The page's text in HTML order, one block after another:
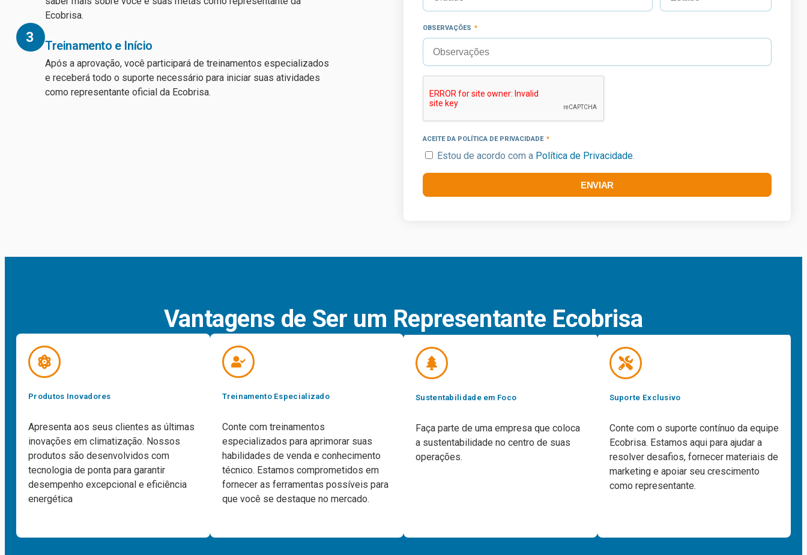
Ecobrisa.
Treinamento e Início
Após a aprovação, você participará de treinamentos especializados
e receberá todo o suporte necessário para iniciar suas atividades
como representante oficial da Ecobrisa.
OBSERVAÇÕES
ACEITE DA POLÍTICA DE PRIVACIDADE
Estou de acordo com a Política de Privacidade.
ENVIAR
Vantagens de Ser um Representante Ecobrisa
Produtos Inovadores
Apresenta aos seus clientes as últimas
inovações em climatização. Nossos
produtos são desenvolvidos com
tecnologia de ponta para garantir
desempenho excepcional e eficiência
energética
Treinamento Especializado
Conte com treinamentos
especializados para aprimorar suas
habilidades de venda e conhecimento
técnico. Estamos comprometidos em
fornecer as ferramentas possíveis para
que você se destaque no mercado.
Sustentabilidade em Foco
Faça parte de uma empresa que coloca
a sustentabilidade no centro de suas
operações.
Suporte Exclusivo
Conte com o suporte contínuo da equipe
Ecobrisa. Estamos aqui para ajudar a
resolver desafios, fornecer materiais de
marketing e apoiar seu crescimento
como representante.